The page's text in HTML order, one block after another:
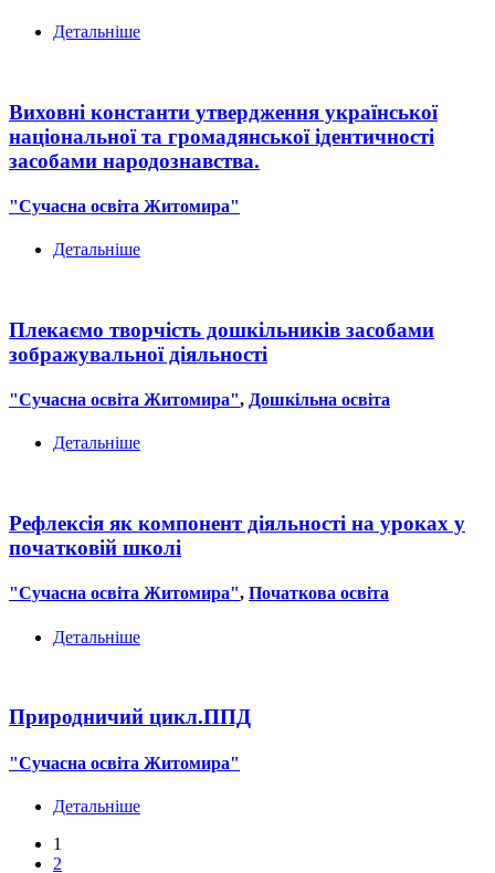
Детальніше
Виховні константи утвердження української
національної та громадянської ідентичності
засобами народознавства.
"Сучасна освіта Житомира"
Детальніше
Плекаємо творчість дошкільників засобами
зображувальної діяльності
"Сучасна освіта Житомира", Дошкільна освіта
Детальніше
Рефлексія як компонент діяльності на уроках у
початковій школі
"Сучасна освіта Житомира", Початкова освіта
Детальніше
Природничий цикл.ППД
"Сучасна освіта Житомира"
Детальніше
1
2